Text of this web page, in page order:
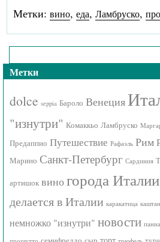
Метки:вино,еда,Ламбруско,
Метки
dolce seppia Бароло Венеция
"изнутри" Комаккьо Ламбруско
Предаппио Путешествие Рафаэль Рим
Марино Санкт-Петербург Сардиния
артишок виногорода Италии
делается в Италии каракатица
немножко "изнутри" новости